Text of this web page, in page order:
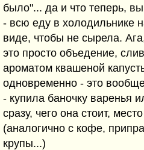
было"... да и что теперь,
- всю еду в холодильнике
виде, чтобы не сырела.
это просто объедение,
ароматом квашеной
одновременно - это
- купила баночку варенья
сразу, чего она стоит,
(аналогично с кофе,
крупы...)